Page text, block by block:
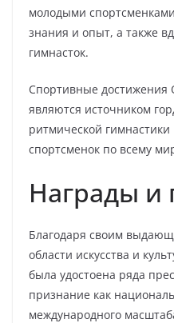
молодыми
знания и опыт, а также
гимнасток.
Спортивные достижения
являются источником
ритмической
спортсменок по всему
Награды и
Благодаря своим
области искусства и
была удостоена ряда
признание как
международного